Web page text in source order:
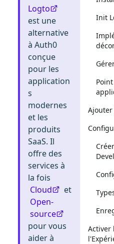
Logto
est une
alternative
à Auth0
conçue
pour les
application
s
modernes
et les
produits
SaaS. Il
offre des
services à
la fois
Cloud
et
Open-
source
pour vous
aider à
Init
Ajouter
Activer